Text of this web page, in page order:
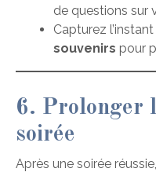
de questions sur
Capturez
souvenirs pour
6. Prolonger
soirée
Après une soirée